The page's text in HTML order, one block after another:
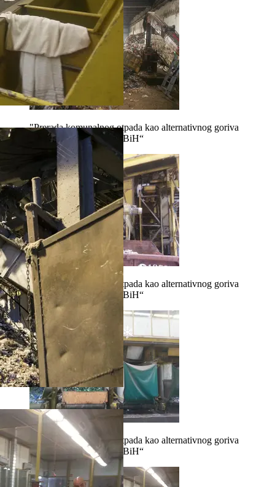
"Prerada komunalnog otpada kao alternativnog goriva
u cementnoj industriji u BiH“
"Prerada komunalnog otpada kao alternativnog goriva
u cementnoj industriji u BiH“
"Prerada komunalnog otpada kao alternativnog goriva
u cementnoj industriji u BiH“